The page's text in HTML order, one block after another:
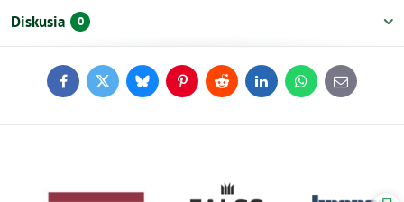
Diskusia 0
FacebookTwitterBlueskyPinterestReddit LinkedInWhatsApp
E-
mail